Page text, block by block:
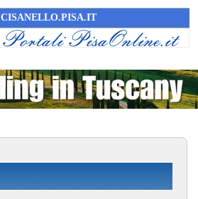
CISANELLO.PISA.IT